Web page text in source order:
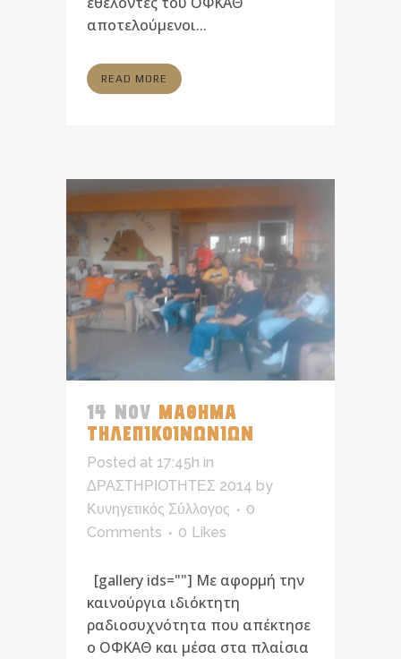
αποτελούμενοι...
READ MORE
14 NOV ΜΑΘΗΜΑ
ΤΗΛΕΠΙΚΟΙΝΩΝΙΩΝ
Posted at 17:45h in
ΔΡΑΣΤΗΡΙΟΤΗΤΕΣ 2014 by
Κυνηγετικός Σύλλογος
0
Comments
0 Likes
[gallery ids=""] Με αφορμή την
καινούργια ιδιόκτητη
ραδιοσυχνότητα που απέκτησε
ο ΟΦΚΑΘ και μέσα στα πλαίσια